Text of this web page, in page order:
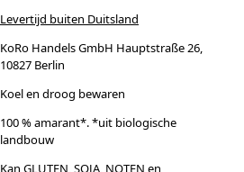
Levertijd buiten Duitsland
KoRo Handels GmbH Hauptstraße 26,
10827 Berlin
Koel en droog bewaren
100 % amarant*. *uit biologische
landbouw
Kan GLUTEN, SOJA, NOTEN en